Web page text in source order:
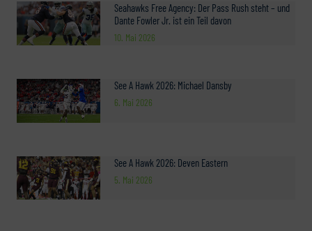
Seahawks Free Agency: Der Pass Rush steht – und
Dante Fowler Jr. ist ein Teil davon
10. Mai 2026
See A Hawk 2026: Michael Dansby
6. Mai 2026
See A Hawk 2026: Deven Eastern
5. Mai 2026